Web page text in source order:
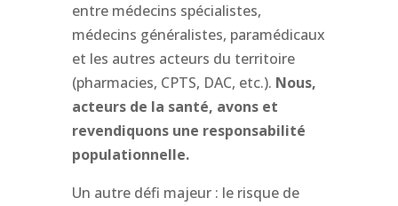
entre médecins spécialistes,
médecins généralistes, paramédicaux
et les autres acteurs du territoire
(pharmacies, CPTS, DAC, etc.). Nous,
acteurs de la santé, avons et
revendiquons une responsabilité
populationnelle.
Un autre défi majeur : le risque de